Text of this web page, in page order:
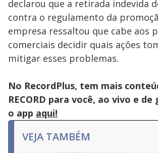
declarou que a retirada indevida
contra o regulamento da
empresa ressaltou que cabe aos
comerciais decidir quais ações
mitigar esses problemas.
No RecordPlus, tem mais
RECORD para você, ao vivo e de
o app aqui!
VEJA TAMBÉM